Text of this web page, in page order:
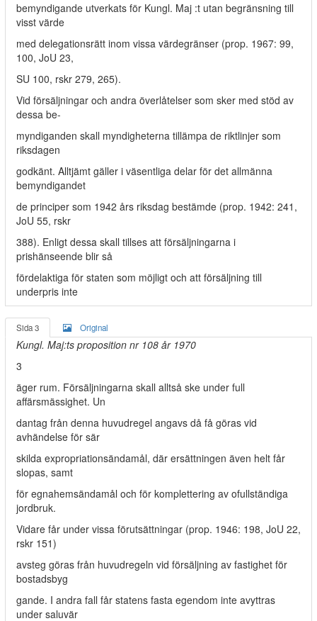
bemyndigande utverkats för Kungl. Maj :t utan begränsning till
visst värde
med delegationsrätt inom vissa värdegränser (prop. 1967: 99,
100, JoU 23,
SU 100, rskr 279, 265).
Vid försäljningar och andra överlåtelser som sker med stöd av
dessa be-
myndiganden skall myndigheterna tillämpa de riktlinjer som
riksdagen
godkänt. Alltjämt gäller i väsentliga delar för det allmänna
bemyndigandet
de principer som 1942 års riksdag bestämde (prop. 1942: 241,
JoU 55, rskr
388). Enligt dessa skall tillses att försäljningarna i
prishänseende blir så
fördelaktiga för staten som möjligt och att försäljning till
underpris inte
Sida 3 Original
Kungl. Maj:ts proposition nr 108 år 1970
3
äger rum. Försäljningarna skall alltså ske under full
affärsmässighet. Un­
dantag från denna huvudregel angavs då få göras vid
avhändelse för sär­
skilda expropriationsändamål, där ersättningen även helt får
slopas, samt
för egnahemsändamål och för komplettering av ofullständiga
jordbruk.
Vidare får under vissa förutsättningar (prop. 1946: 198, JoU 22,
rskr 151)
avsteg göras från huvudregeln vid försäljning av fastighet för
bostadsbyg­
gande. I andra fall får statens fasta egendom inte avyttras
under saluvär­